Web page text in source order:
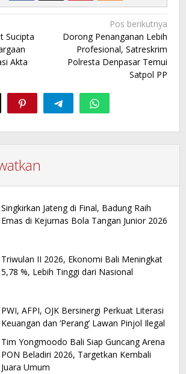
Sucipta
Akta
Pos berikutnya
Dorong Penanganan Lebih
Profesional, Satreskrim
Polresta Denpasar Temui
Satpol PP
Singkirkan Jateng di Final, Badung Raih
Emas di Kejurnas Bola Tangan Junior 2026
Triwulan II 2026, Ekonomi Bali Meningkat
5,78 %, Lebih Tinggi dari Nasional
PWI, AFPI, OJK Bersinergi Perkuat Literasi
Keuangan dan ‘Perang’ Lawan Pinjol Ilegal
Tim Yongmoodo Bali Siap Guncang Arena
PON Beladiri 2026, Targetkan Kembali
Juara Umum